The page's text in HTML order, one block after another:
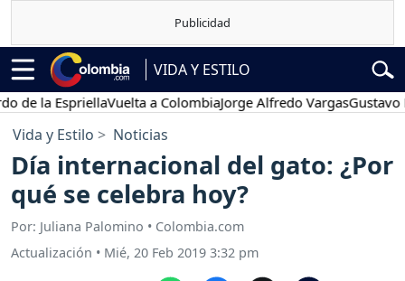
VIDA Y ESTILO
EspriellaVuelta a ColombiaJorge Alfredo VargasGustavo Petro
Vida y Estilo Noticias
Día internacional del gato: ¿Por
qué se celebra hoy?
Por: Juliana Palomino • Colombia.com
Actualización • Mié, 20 Feb 2019 3:32 pm